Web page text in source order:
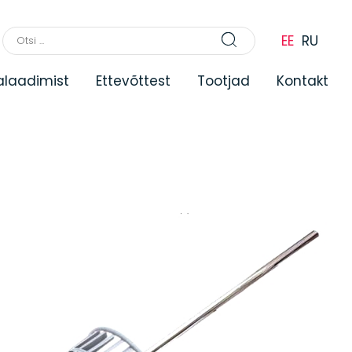
EE RU
Ettevõttest Tootjad Kontakt